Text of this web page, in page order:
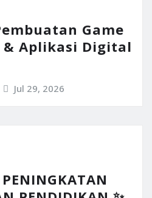
Game
& Aplikasi Digital
Jul 29, 2026